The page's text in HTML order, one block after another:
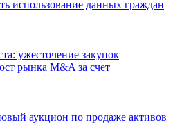
использование данных граждан
ужесточение закупок
рынка M&A за счет
аукцион по продаже активов